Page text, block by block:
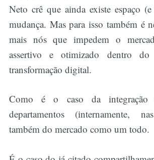
Neto crê que ainda existe espaço (e
mudança. Mas para isso também é
mais nós que impedem o
assertivo e otimizado dentro
transformação digital.
Como é o caso da
departamentos (internamente,
também do mercado como um todo.